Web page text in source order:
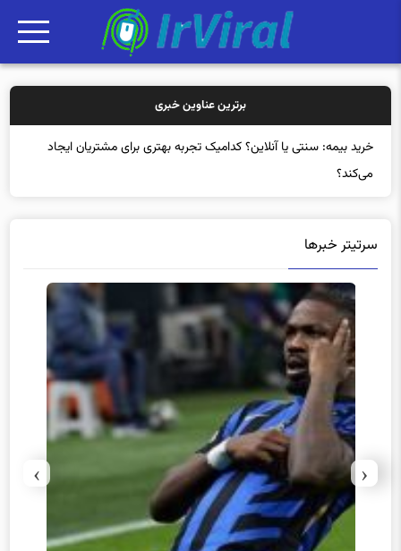
برترین عناوین خبری
خرید بیمه: سنتی یا آنلاین؟ کدامیک تجربه بهتری برای مشتریان ایجاد
می‌کند؟
سرتیتر خبرها
‹
›